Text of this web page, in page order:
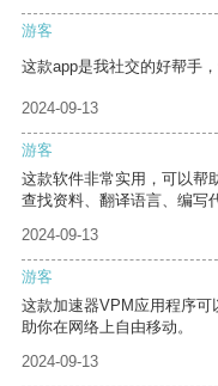
游客
这款app是我社交的好帮手
2024-09-13
游客
这款软件非常实用，可以帮
查找资料、翻译语言、编写
2024-09-13
游客
这款加速器VPM应用程序
助你在网络上自由移动。
2024-09-13